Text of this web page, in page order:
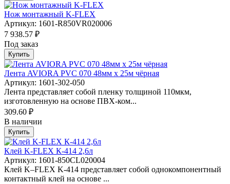
Нож монтажный K-FLEX
Артикул: 1601-R850VR020006
7 938.57 ₽
Под заказ
Купить
Лента AVIORA PVC 070 48мм х 25м чёрная
Артикул: 1601-302-050
Лента представляет собой пленку толщиной 110мкм,
изготовленную на основе ПВХ-ком...
309.60 ₽
В наличии
Купить
Клей K-FLEX К-414 2,6л
Артикул: 1601-850CL020004
Клей K–FLEX K-414 представляет собой однокомпонентный
контактный клей на основе ...